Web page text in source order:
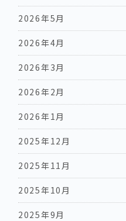
2026年5月
2026年4月
2026年3月
2026年2月
2026年1月
2025年12月
2025年11月
2025年10月
2025年9月